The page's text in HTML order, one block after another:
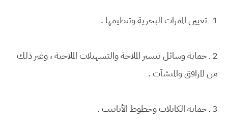
1 ـ تعيين الممرات البحرية وتنظيمها .
2 ـ حماية وسائل تيسير الملاحة والتسهيلات الملاحية ، وغير ذلك
من المرافق والمنشآت .
3 ـ حماية الكابلات وخطوط الأنابيب .